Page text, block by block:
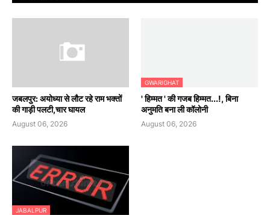
जबलपुर: अयोध्या से लौट रहे राम भक्तों
की गाड़ी पलटी,चार घायल
August 06, 2026
GWARIGHAT
' हिम्मत ' की गजब हिम्मत...!, बिना
अनुमति बना ली कॉलोनी
August 06, 2026
JABALPUR